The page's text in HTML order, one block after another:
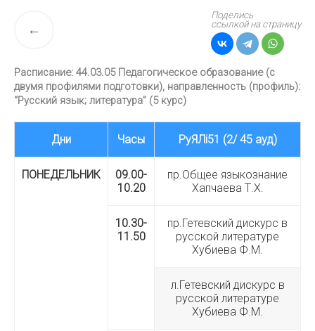
Поделись
ссылкой на страницу
Расписание: 44.03.05 Педагогическое образование (с
двумя профилями подготовки), направленность (профиль):
“Русский язык; литература” (5 курс)
Дни Часы РуЯЛi51 (2/ 45 ауд)
ПОНЕДЕЛЬНИК
09.00-
10.20
пр.Общее языкознание
Хапчаева Т.Х.
10.30-
11.50
пр.Гетевский дискурс в
русской литературе
Хубиева Ф.М.
л.Гетевский дискурс в
русской литературе
Хубиева Ф.М.